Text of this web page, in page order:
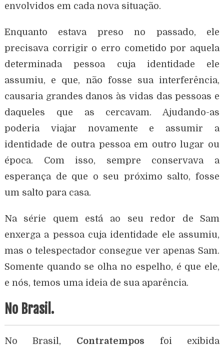
envolvidos em cada nova situação.
Enquanto estava preso no passado, ele
precisava corrigir o erro cometido por aquela
determinada pessoa cuja identidade ele
assumiu, e que, não fosse sua interferência,
causaria grandes danos às vidas das pessoas e
daqueles que as cercavam. Ajudando-as
poderia viajar novamente e assumir a
identidade de outra pessoa em outro lugar ou
época. Com isso, sempre conservava a
esperança de que o seu próximo salto, fosse
um salto para casa.
Na série quem está ao seu redor de Sam
enxerga a pessoa cuja identidade ele assumiu,
mas o telespectador consegue ver apenas Sam.
Somente quando se olha no espelho, é que ele,
e nós, temos uma ideia de sua aparência.
No Brasil.
No Brasil, Contratempos foi exibida